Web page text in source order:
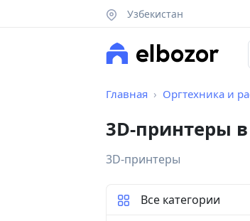
Узбекистан
Главная Оргтехника и
3D-принтеры
3D-принтеры
Все категории